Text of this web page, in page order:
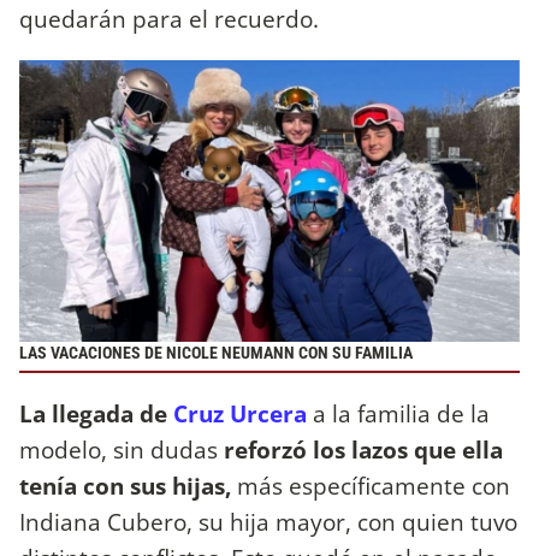
quedarán para el recuerdo.
LAS VACACIONES DE NICOLE NEUMANN CON SU FAMILIA
La llegada de Cruz Urcera a la familia de la
modelo, sin dudas reforzó los lazos que ella
tenía con sus hijas, más específicamente con
Indiana Cubero, su hija mayor, con quien tuvo